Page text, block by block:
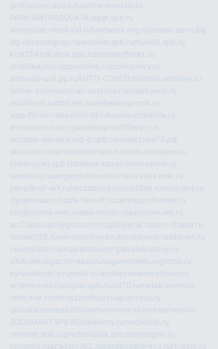
griffoncom.spb.rufabrika-emotsiy.ru
PARK-MATROSOVA.RUagat.spb.ru
avtoyurist-moskva1.ru hardware.org.ruсхема-авто.рф
dg-lab.ruangrup.ru recruiter.spb.ru music8.spb.ru
krsk124.rukubok.spb.ru romanofforex.ru
analitikaplus.ruspyonline.ruzosikamery.ru
sloboda-ural.pp.ruAUTO-COM.SU hohota.netalimy.ru
online-z.comaromat-vostoka.ruotdelkaexp.ru
mobilvest.rubbd.net.ru mebelshop.msk.ru
smp-forum.rubastion-td.rukosmoscreative.ru
avrmotors.ruart-galadesign.rutiffany-c.ru
ecostep-samara.rud-p.spb.ru галактика73.рф
sko.com.rudavitamebel-spb.rufotsis.rutesiaes.ru
kokoroyari.spb.rublesna-kazan.ru mossilver.ru
lenderoq.rusergeydobrin.rutochkazvuka.msk.ru
people-of-art.rubezzubova.ruclubtibet.ruorior-aks.ru
dynamoauto.ruszk-favorit.rucarlines.ruflatnsk.ru
kingbolenskaner.rualex-motor.ruastroline.net.ru
act1.spb.rupolyglot.com.rugidlipetsk.ruooo-driada.ru
detsad125.ru mir-zdoroviya.rubruslanovo.rusiterem.ru
council.spb.ruлодкипатриот.рфkafekolizey.ru
iclub.net.rugazon-easy.rusugarepilekb.rugrinox.ru
pylesostineco.ru msts-ozarenie.rukameryjooan.ru
artemovskij.rudopler.spb.ruaid70.ru metall-perm.ru
ndm.msk.ru ratingzooshop.ruapiaccess.ru
globalautotrade.info bezverhovskoe.rudrsschool.ru
ZOOSMART.SPB.RUdalakony.ru medikijob.ru
remontt.spb.ruphotostudia.spb.ru myragon.ru
terramia.ruacademy62.rugardengallereya.ru rti.com.ru